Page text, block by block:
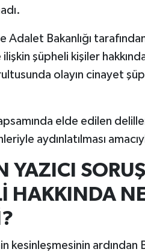
Adalet Bakanlığı
şüpheli kişiler
olayın cinayet
elde edilen
aydınlatılması
YAZICI
HAKKINDA
kesinleşmesinin ardından